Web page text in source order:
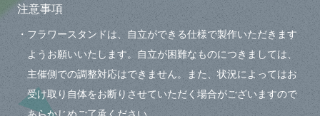
注意事項
・フラワースタンドは、自立ができる仕様で製作いただきます
ようお願いいたします。自立が困難なものにつきましては、
主催側での調整対応はできません。また、状況によってはお
受け取り自体をお断りさせていただく場合がございますので